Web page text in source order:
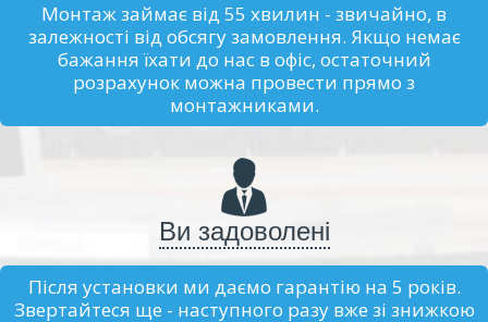
Монтаж займає від 55 хвилин - звичайно, в
залежності від обсягу замовлення. Якщо немає
бажання їхати до нас в офіс, остаточний
розрахунок можна провести прямо з
монтажниками.
Ви задоволені
Після установки ми даємо гарантію на 5 років.
Звертайтеся ще - наступного разу вже зі знижкою